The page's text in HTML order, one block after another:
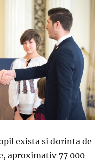
exista si dorinta de
aproximativ 77 000